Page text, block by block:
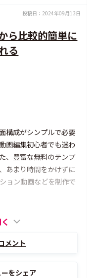
投稿日： 2024年09月13日
ら比較的簡単に
る
構成がシンプルで必要
画編集初心者でも迷わ
、豊富な無料のテンプ
あまり時間をかけずに
ョン動画などを制作で
メント
ーをシェア